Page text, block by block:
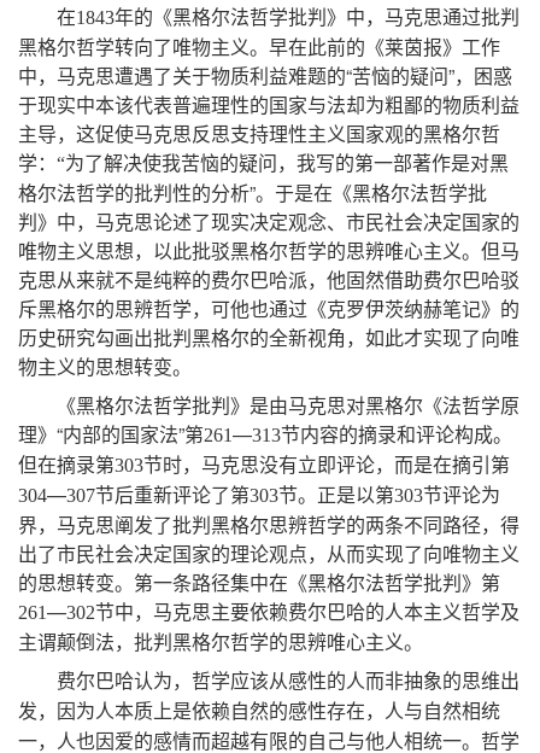
在1843年的《黑格尔法哲学批判》中， 马克思通过批判
黑格尔哲学转向了唯物主义。 早在此前的《莱茵报》工作
中， 马克思遭遇了关于物质利益难题的“苦恼的疑问”， 困惑
于现实中本该代表普遍理性的国家与法却为粗鄙的物质利益
主导， 这促使马克思反思支持理性主义国家观的黑格尔哲
学： “为了解决使我苦恼的疑问， 我写的第一部著作是对黑
格尔法哲学的批判性的分析”。 于是在《黑格尔法哲学批
判》中， 马克思论述了现实决定观念、市民社会决定国家的
唯物主义思想， 以此批驳黑格尔哲学的思辨唯心主义。 但马
克思从来就不是纯粹的费尔巴哈派， 他固然借助费尔巴哈驳
斥黑格尔的思辨哲学， 可他也通过《克罗伊茨纳赫笔记》的
历史研究勾画出批判黑格尔的全新视角， 如此才实现了向唯
物主义的思想转变。
《黑格尔法哲学批判》是由马克思对黑格尔《法哲学原
理》 “内部的国家法”第261—313节内容的摘录和评论构成。
但在摘录第303节时， 马克思没有立即评论， 而是在摘引第
304—307节后重新评论了第303节。 正是以第303节评论为
界， 马克思阐发了批判黑格尔思辨哲学的两条不同路径， 得
出了市民社会决定国家的理论观点， 从而实现了向唯物主义
的思想转变。 第一条路径集中在《黑格尔法哲学批判》第
261—302节中， 马克思主要依赖费尔巴哈的人本主义哲学及
主谓颠倒法， 批判黑格尔哲学的思辨唯心主义。
费尔巴哈认为，哲学应该从感性的人而非抽象的思维出
发，因为人本质上是依赖自然的感性存在，人与自然相统
一，人也因爱的感情而超越有限的自己与他人相统一。哲学